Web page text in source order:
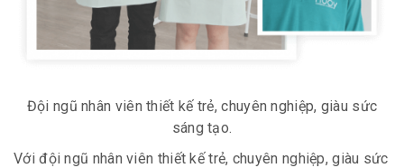
Đội ngũ nhân viên thiết kế trẻ, chuyên nghiệp, giàu sức
sáng tạo.
Với đội ngũ nhân viên thiết kế trẻ, chuyên nghiệp, giàu sức